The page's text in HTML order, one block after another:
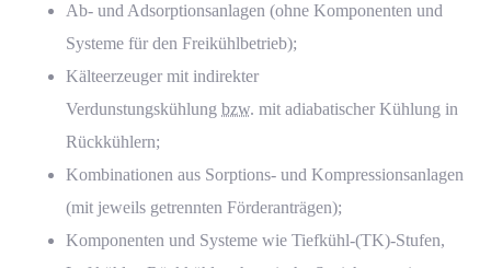
Ab- und Adsorptionsanlagen (ohne Komponenten und
Systeme für den Freikühlbetrieb);
Kälteerzeuger mit indirekter
Verdunstungskühlung bzw. mit adiabatischer Kühlung in
Rückkühlern;
Kombinationen aus Sorptions- und Kompressionsanlagen
(mit jeweils getrennten Förderanträgen);
Komponenten und Systeme wie Tiefkühl-(TK)-Stufen,